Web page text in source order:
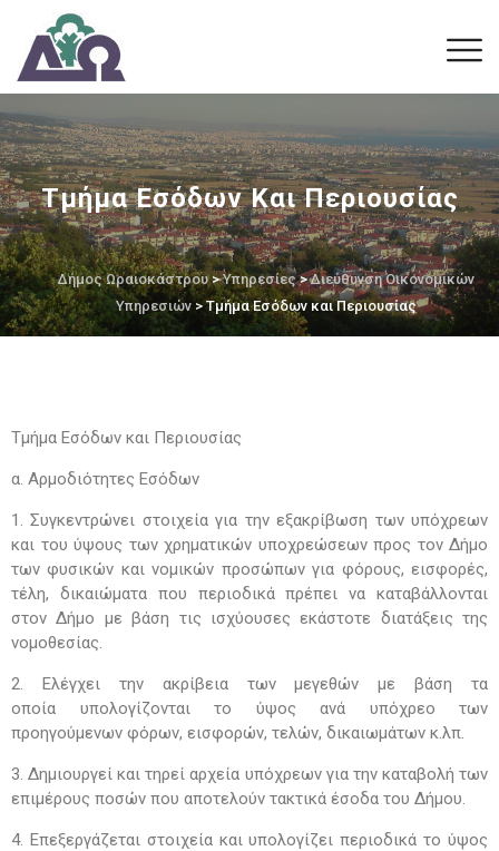
Τμήμα Εσόδων Και Περιουσίας
Δήμος Ωραιοκάστρου>Υπηρεσίες>Διεύθυνση Οικονομικών
Υπηρεσιών> Τμήμα Εσόδων και Περιουσίας
Τμήμα Εσόδων και Περιουσίας
α. Αρμοδιότητες Εσόδων
1. Συγκεντρώνει στοιχεία για την εξακρίβωση των υπόχρεων
και του ύψους των χρηματικών υποχρεώσεων προς τον Δήμο
των φυσικών και νομικών προσώπωνγια φόρους, εισφορές,
τέλη, δικαιώματα που περιοδικάπρέπει να καταβάλλονται
στον Δήμο με βάση τις ισχύουσες εκάστοτε διατάξεις της
νομοθεσίας.
2. Ελέγχει την ακρίβεια των μεγεθών με βάση τα
οποία υπολογίζονται το ύψος ανά υπόχρεο των
προηγούμενων φόρων, εισφορών, τελών, δικαιωμάτων κ.λπ.
3. Δημιουργεί και τηρεί αρχεία υπόχρεων για την καταβολή των
επιμέρους ποσών που αποτελούν τακτικά έσοδα του Δήμου.
4. Επεξεργάζεται στοιχεία και υπολογίζει περιοδικά το ύψος